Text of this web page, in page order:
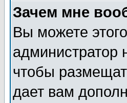
Зачем мне
Вы можете
администратор
чтобы
дает вам